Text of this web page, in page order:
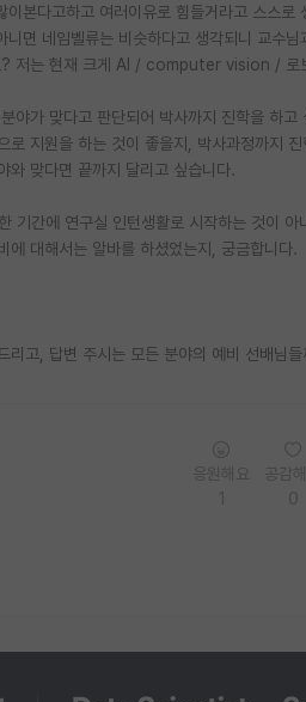
본다고하고 여러이유로 힘들거라고 스스로
면 네임벨류는 비슷하다고 생각되니 교수님
? 저는 현재 크게 AI / computer vision / 로
야가 맞다고 판단되어 박사까지 진학을 하
로 지원을 하는 것이 좋을지, 박사과정까지
와 맞다면 끝까지 달리고 싶습니다.
기간에 연구실 인턴생활로 시작하는 것이
에 대해서는 알바를 하셨었는지, 궁금합니다.
리고, 답변 주시는 모든 분야의 예비 선배님